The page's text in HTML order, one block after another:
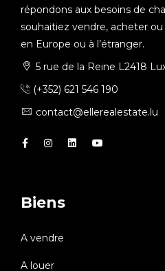
répondons aux besoins de
souhaitiez vendre, acheter
en Europe ou à l’étranger.
5 rue de la Reine L2418
(+352) 621 546 190
contact@ellerealestate.lu
Biens
A vendre
A louer